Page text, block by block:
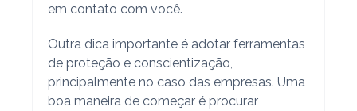
em contato com você.
Outra dica importante é adotar ferramentas
de proteção e conscientização,
principalmente no caso das empresas. Uma
boa maneira de começar é procurar